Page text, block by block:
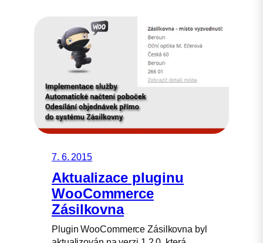
7. 6. 2015
Aktualizace pluginu
WooCommerce
Zásilkovna
Plugin WooCommerce Zásilkovna byl